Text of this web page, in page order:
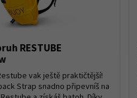
RESTUBE
vak ještě praktičtější!
Strap snadno připevníš na